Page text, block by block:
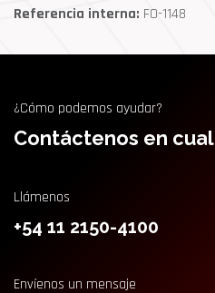
Referencia interna: FO-1148
¿Cómo podemos ayudar?
Contáctenos en
Llámenos
+54 11 2150-4100
Envíenos un mensaje